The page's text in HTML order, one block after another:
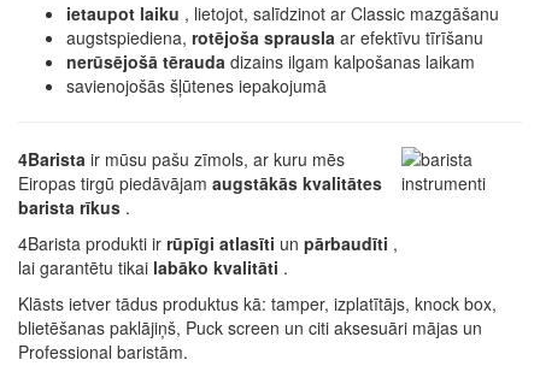
ietaupot laiku , lietojot, salīdzinot ar Classic mazgāšanu
augstspiediena, rotējoša sprausla ar efektīvu tīrīšanu
nerūsējošā tērauda dizains ilgam kalpošanas laikam
savienojošās šļūtenes iepakojumā
4Barista ir mūsu pašu zīmols, ar kuru mēs
Eiropas tirgū piedāvājam augstākās kvalitātes
barista rīkus .
4Barista produkti ir rūpīgi atlasīti un pārbaudīti ,
lai garantētu tikai labāko kvalitāti .
Klāsts ietver tādus produktus kā: tamper, izplatītājs, knock box,
blietēšanas paklājiņš, Puck screen un citi aksesuāri mājas un
Professional baristām.